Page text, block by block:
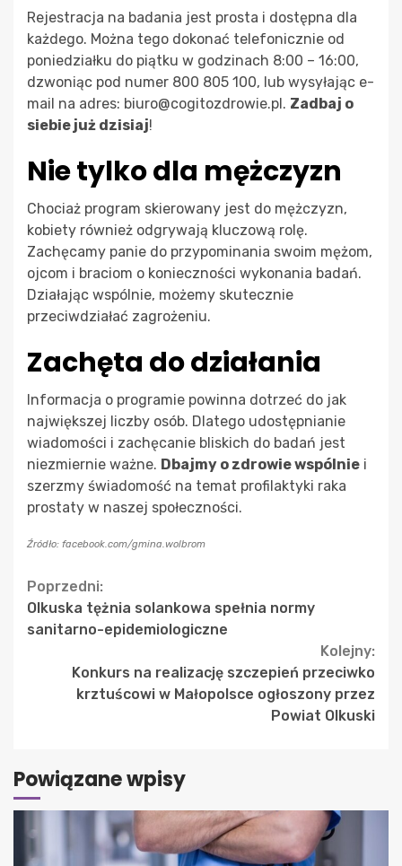
Rejestracja na badania jest prosta i dostępna dla
każdego. Można tego dokonać telefonicznie od
poniedziałku do piątku w godzinach 8:00 – 16:00,
dzwoniąc pod numer 800 805 100, lub wysyłając e-
mail na adres: biuro@cogitozdrowie.pl. Zadbaj o
siebie już dzisiaj!
Nie tylko dla mężczyzn
Chociaż program skierowany jest do mężczyzn,
kobiety również odgrywają kluczową rolę.
Zachęcamy panie do przypominania swoim mężom,
ojcom i braciom o konieczności wykonania badań.
Działając wspólnie, możemy skutecznie
przeciwdziałać zagrożeniu.
Zachęta do działania
Informacja o programie powinna dotrzeć do jak
największej liczby osób. Dlatego udostępnianie
wiadomości i zachęcanie bliskich do badań jest
niezmiernie ważne. Dbajmy o zdrowie wspólnie i
szerzmy świadomość na temat profilaktyki raka
prostaty w naszej społeczności.
Źródło: facebook.com/gmina.wolbrom
Continue
Reading
Poprzedni:
Olkuska tężnia solankowa spełnia normy
sanitarno-epidemiologiczne
Kolejny:
Konkurs na realizację szczepień przeciwko
krztuścowi w Małopolsce ogłoszony przez
Powiat Olkuski
Powiązane wpisy